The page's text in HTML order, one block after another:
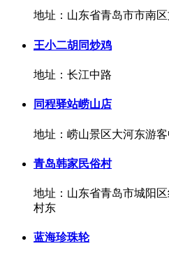
地址：山东省青岛市市南区
王小二胡同炒鸡
地址：长江中路
同程驿站崂山店
地址：崂山景区大河东游
青岛韩家民俗村
地址：山东省青岛市城阳
村东
蓝海珍珠轮